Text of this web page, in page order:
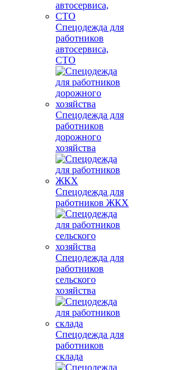
Спецодежда для
работников
автосервиса,
СТО
Спецодежда для
работников
дорожного
хозяйства
Спецодежда для
работников ЖКХ
Спецодежда для
работников
сельского
хозяйства
Спецодежда для
работников
склада